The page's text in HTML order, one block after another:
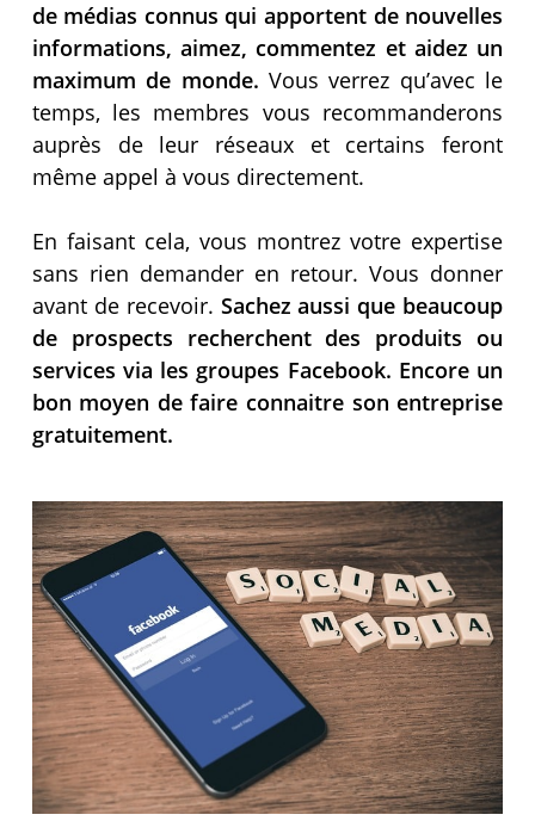
de médias connus qui apportent de nouvelles
informations, aimez, commentez et aidez un
maximum de monde. Vous verrez qu’avec le
temps, les membres vous recommanderons
auprès de leur réseaux et certains feront
même appel à vous directement.
En faisant cela, vous montrez votre expertise
sans rien demander en retour. Vous donner
avant de recevoir. Sachez aussi que beaucoup
de prospects recherchent des produits ou
services via les groupes Facebook. Encore un
bon moyen de faire connaitre son entreprise
gratuitement.